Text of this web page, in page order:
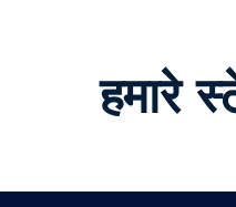
हमारे